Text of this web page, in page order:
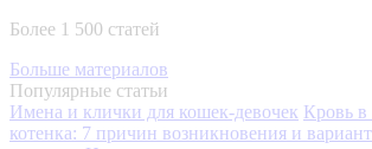
Более 1 500 статей
Больше материалов
Популярные статьи
Имена и клички для кошек-девочек Кровь в
котенка: 7 причин возникновения и